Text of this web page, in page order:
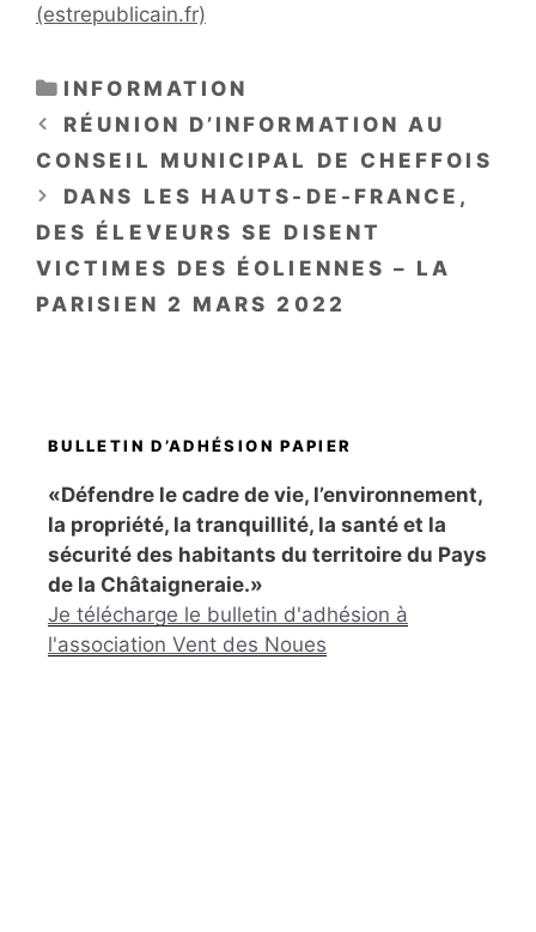
(estrepublicain.fr)
CATÉGORIES
INFORMATION
RÉUNION D’INFORMATION AU
CONSEIL MUNICIPAL DE CHEFFOIS
DANS LES HAUTS-DE-FRANCE,
DES ÉLEVEURS SE DISENT
VICTIMES DES ÉOLIENNES – LA
PARISIEN 2 MARS 2022
BULLETIN D’ADHÉSION PAPIER
«Défendre le cadre de vie, l’environnement,
la propriété, la tranquillité, la santé et la
sécurité des habitants du territoire du Pays
de la Châtaigneraie.»
Je télécharge le bulletin d'adhésion à
l'association Vent des Noues